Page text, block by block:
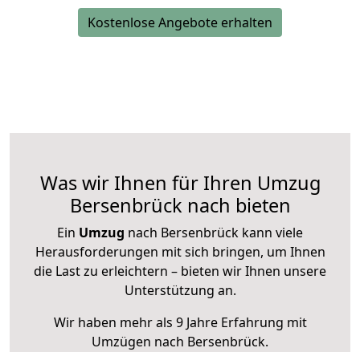
Kostenlose Angebote erhalten
Was wir Ihnen für Ihren Umzug
Bersenbrück nach bieten
Ein Umzug nach Bersenbrück kann viele
Herausforderungen mit sich bringen, um Ihnen
die Last zu erleichtern – bieten wir Ihnen unsere
Unterstützung an.
Wir haben mehr als 9 Jahre Erfahrung mit
Umzügen nach Bersenbrück.